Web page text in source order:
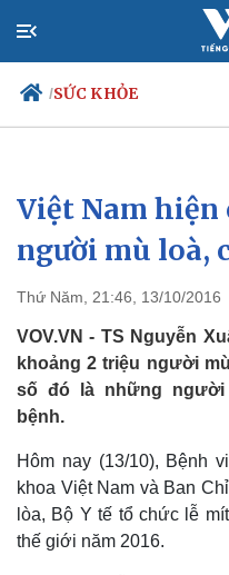
/SỨC KHỎE
Chính trị
Tổ chức nhân sự
Nhận diện sự thật
Việt Nam hiện
người mù loà,
Thứ Năm, 21:46, 13/10/2016
VOV.VN - TS Nguyễn
khoảng 2 triệu người
số đó là những
bệnh.
Hôm nay (13/10), Bệnh
khoa Việt Nam và Ban
lòa, Bộ Y tế tổ chức lễ
thế giới năm 2016.